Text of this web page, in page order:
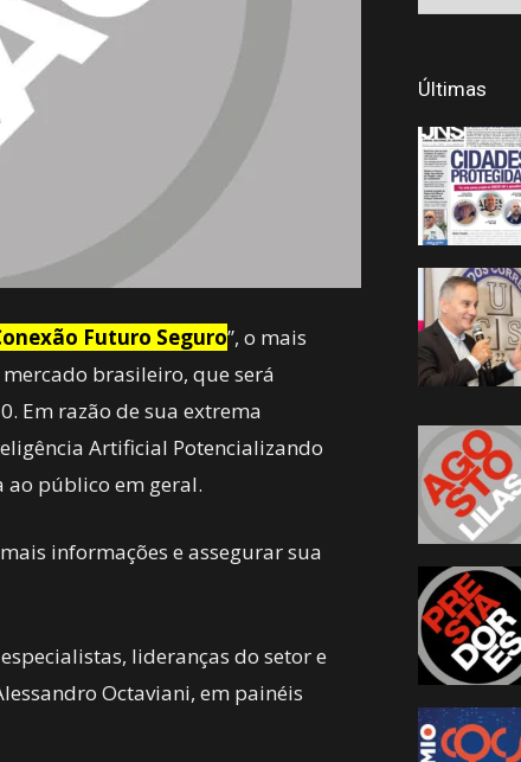
Futuro Seguro”, o mais
brasileiro, que será
Em razão de sua extrema
Artificial Potencializando
ao público em geral.
informações e assegurar sua
lideranças do setor e
Octaviani, em painéis
Últimas